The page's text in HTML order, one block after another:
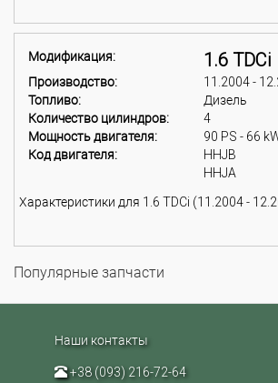
Модификация: 1.6 TDCi
Производство:
11.2004 -
Топливо:
Дизель
Количество цилиндров:
4
Мощность двигателя:
90 PS - 66
Код двигателя:
HHJB
HHJA
Характеристики для 1.6 TDCi (11.2004 -
Популярные запчасти
Наши контакты
+38 (093) 216-72-64